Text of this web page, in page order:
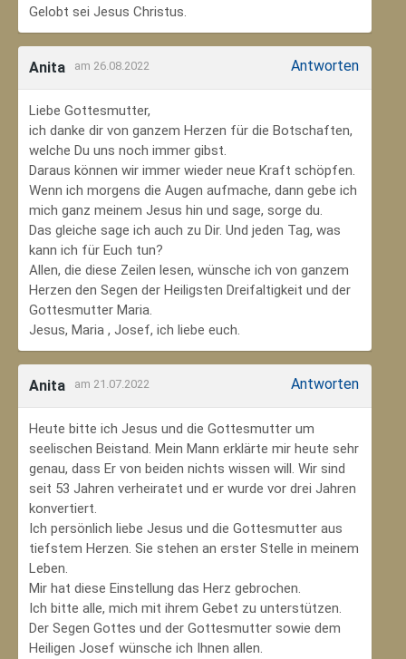
Gelobt sei Jesus Christus.
Anita am 26.08.2022 Antworten
Liebe Gottesmutter,
ich danke dir von ganzem Herzen für die Botschaften,
welche Du uns noch immer gibst.
Daraus können wir immer wieder neue Kraft schöpfen.
Wenn ich morgens die Augen aufmache, dann gebe ich
mich ganz meinem Jesus hin und sage, sorge du.
Das gleiche sage ich auch zu Dir. Und jeden Tag, was
kann ich für Euch tun?
Allen, die diese Zeilen lesen, wünsche ich von ganzem
Herzen den Segen der Heiligsten Dreifaltigkeit und der
Gottesmutter Maria.
Jesus, Maria , Josef, ich liebe euch.
Anita am 21.07.2022 Antworten
Heute bitte ich Jesus und die Gottesmutter um
seelischen Beistand. Mein Mann erklärte mir heute sehr
genau, dass Er von beiden nichts wissen will. Wir sind
seit 53 Jahren verheiratet und er wurde vor drei Jahren
konvertiert.
Ich persönlich liebe Jesus und die Gottesmutter aus
tiefstem Herzen. Sie stehen an erster Stelle in meinem
Leben.
Mir hat diese Einstellung das Herz gebrochen.
Ich bitte alle, mich mit ihrem Gebet zu unterstützen.
Der Segen Gottes und der Gottesmutter sowie dem
Heiligen Josef wünsche ich Ihnen allen.